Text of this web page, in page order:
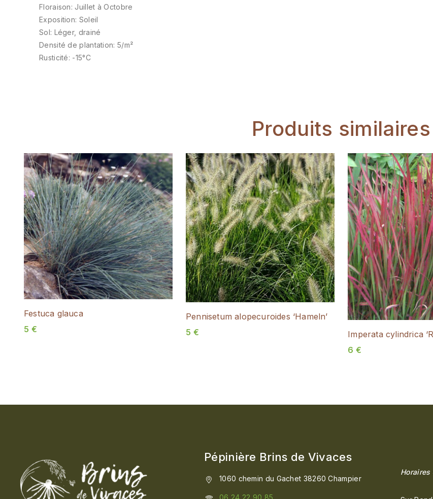
Floraison: Juillet à Octobre
Exposition: Soleil
Sol: Léger, drainé
Densité de plantation: 5/m²
Rusticité: -15°C
Produits similaires
Festuca glauca
5 €
Pennisetum alopecuroides ‘Hameln’
5 €
Imperata cylindrica
6 €
Pépinière Brins de Vivaces
1060 chemin du Gachet 38260 Champier
Horaires